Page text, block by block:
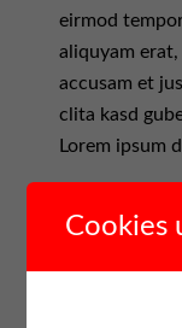
eirmod
aliquyam
accusam et
clita kasd
Lorem ipsum
Lorem ipsum
Cookies